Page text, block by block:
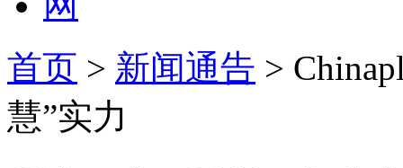
首页 > 新闻通告 >
慧”实力